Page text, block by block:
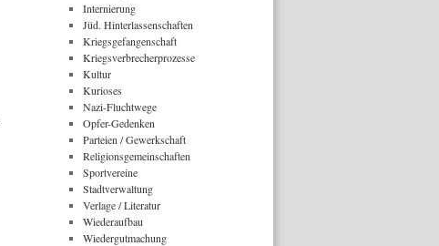
Internierung
Jüd. Hinterlassenschaften
Kriegsgefangenschaft
Kriegsverbrecherprozesse
Kultur
Kurioses
Nazi-Fluchtwege
Opfer-Gedenken
Parteien / Gewerkschaft
Religionsgemeinschaften
Sportvereine
Stadtverwaltung
Verlage / Literatur
Wiederaufbau
Wiedergutmachung